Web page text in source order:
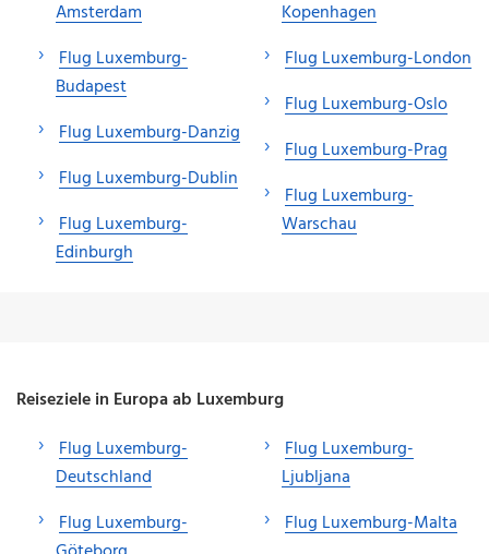
Amsterdam
Flug Luxemburg-
Budapest
Flug Luxemburg-Danzig
Flug Luxemburg-Dublin
Flug Luxemburg-
Edinburgh
Kopenhagen
Flug Luxemburg-London
Flug Luxemburg-Oslo
Flug Luxemburg-Prag
Flug Luxemburg-
Warschau
Reiseziele in Europa ab Luxemburg
Flug Luxemburg-
Deutschland
Flug Luxemburg-
Flug Luxemburg-
Ljubljana
Flug Luxemburg-Malta